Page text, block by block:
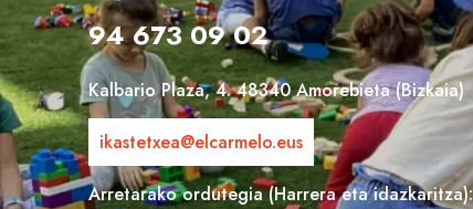
94 673 09 02
Kalbario Plaza, 4. 48340 Amorebieta (Bizkaia)
ikastetxea@elcarmelo.eus
Arretarako ordutegia (Harrera eta idazkaritza):